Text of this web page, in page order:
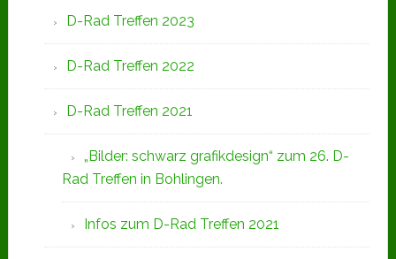
D-Rad Treffen 2023
D-Rad Treffen 2022
D-Rad Treffen 2021
„Bilder: schwarz grafikdesign“ zum 26. D-
Rad Treffen in Bohlingen.
Infos zum D-Rad Treffen 2021